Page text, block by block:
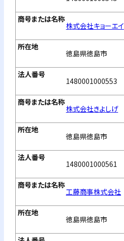
株式会社キョーエイ
徳島県徳島市
1480001000553
株式会社きよしげ
徳島県徳島市
1480001000561
工藤商事株式会社
徳島県徳島市